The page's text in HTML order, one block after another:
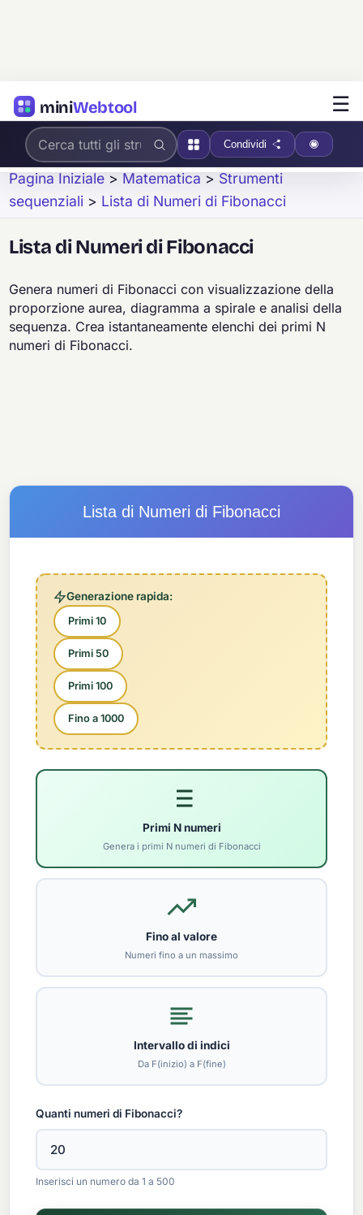
miniWebtool ☰
Condividi
Pagina Iniziale > Matematica > Strumenti
sequenziali > Lista di Numeri di Fibonacci
Lista di Numeri di Fibonacci
Genera numeri di Fibonacci con visualizzazione della
proporzione aurea, diagramma a spirale e analisi della
sequenza. Crea istantaneamente elenchi dei primi N
numeri di Fibonacci.
Lista di Numeri di Fibonacci
Generazione rapida:
Primi 10
Primi 50
Primi 100
Fino a 1000
Primi N numeri
Genera i primi N numeri di Fibonacci
Fino al valore
Numeri fino a un massimo
Intervallo di indici
Da F(inizio) a F(fine)
Quanti numeri di Fibonacci?
Inserisci un numero da 1 a 500